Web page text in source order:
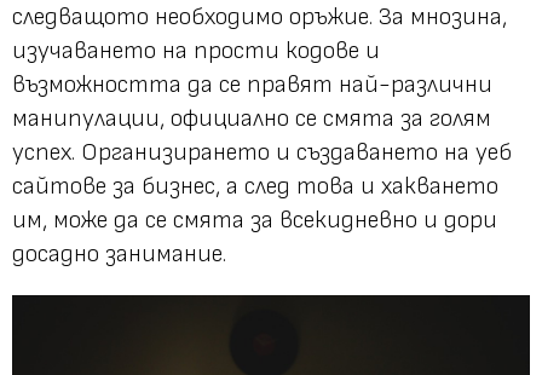
следващото необходимо оръжие. За мнозина,
изучаването на прости кодове и
възможността да се правят най-различни
манипулации, официално се смята за голям
успех. Организирането и създаването на уеб
сайтове за бизнес, а след това и хакването
им, може да се смята за всекидневно и дори
досадно занимание.